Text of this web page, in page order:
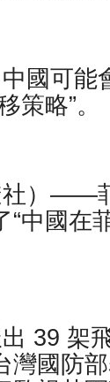
國可能
策略”。
）——
“中國在
39 架
灣國防